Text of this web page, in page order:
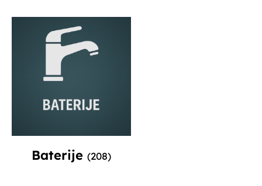
Baterije (208)